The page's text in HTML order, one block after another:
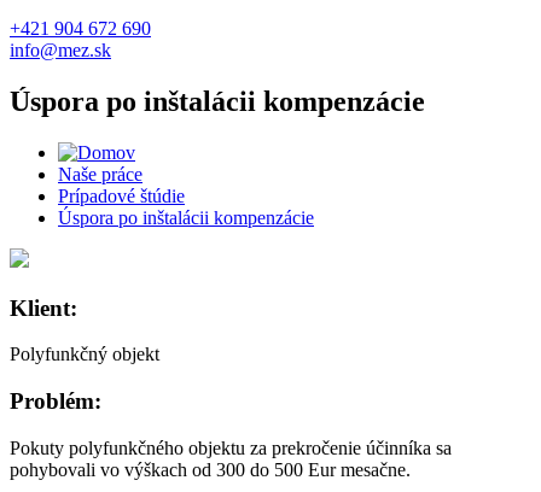
+421 904 672 690
info@mez.sk
Úspora po inštalácii kompenzácie
Naše práce
Prípadové štúdie
Úspora po inštalácii kompenzácie
Klient:
Polyfunkčný objekt
Problém:
Pokuty polyfunkčného objektu za prekročenie účinníka sa
pohybovali vo výškach od 300 do 500 Eur mesačne.